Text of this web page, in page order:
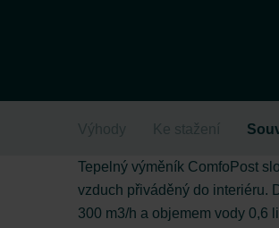
Výhody Ke stažení
Tepelný výměník ComfoPost
vzduch přiváděný do interiéru.
300 m3/h a objemem vody 0,6